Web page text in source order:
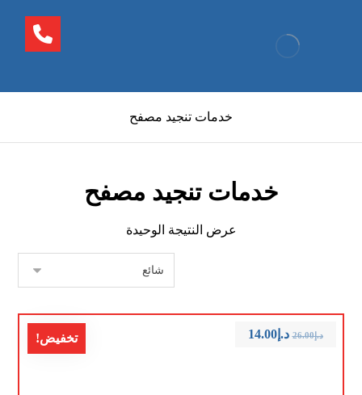
خدمات تنجيد مصفح
خدمات تنجيد مصفح
عرض النتيجة الوحيدة
تخفيض! د.إ26.00 د.إ14.00